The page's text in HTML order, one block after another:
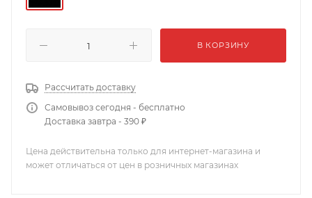
В КОРЗИНУ
Рассчитать доставку
Самовывоз сегодня - бесплатно
Доставка завтра - 390 ₽
Цена действительна только для интернет-магазина и
может отличаться от цен в розничных магазинах